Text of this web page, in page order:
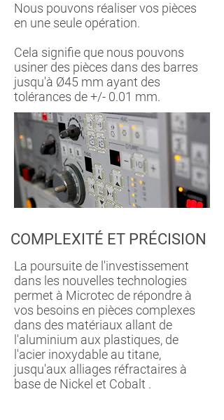
Nous pouvons réaliser vos pièces
en une seule opération.
Cela signifie que nous pouvons
usiner des pièces dans des barres
jusqu'à Ø45 mm ayant des
tolérances de +/- 0.01 mm.
La poursuite de l'investissement
dans les nouvelles technologies
permet à Microtec de répondre à
vos besoins en pièces complexes
dans des matériaux allant de
l'aluminium aux plastiques, de
l'acier inoxydable au titane,
jusqu'aux alliages réfractaires à
base de Nickel et Cobalt .
COMPLEXITÉ ET PRÉCISION